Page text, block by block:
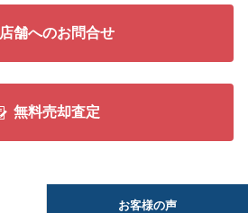
店舗へのお問合せ
無料売却査定
お客様の声